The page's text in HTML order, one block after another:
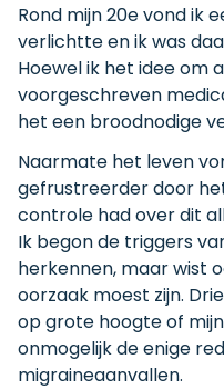
Rond mijn 20e vond ik
verlichtte en ik was
Hoewel ik het idee om
voorgeschreven
het een broodnodige
Naarmate het leven
gefrustreerder door
controle had over dit
Ik begon de triggers
herkennen, maar wist
oorzaak moest zijn.
op grote hoogte of
onmogelijk de enige
migraineaanvallen.